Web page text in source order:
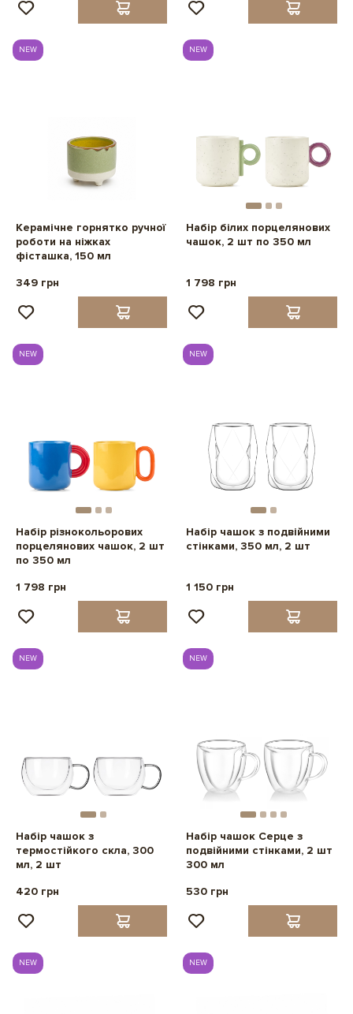
NEW
Керамічне горнятко ручної
роботи на ніжках
фісташка, 150 мл
349 грн
NEW
Набір білих порцелянових
чашок, 2 шт по 350 мл
1 798 грн
NEW
Набір різнокольорових
порцелянових чашок, 2 шт
по 350 мл
1 798 грн
NEW
Набір чашок з подвійними
стінками, 350 мл, 2 шт
1 150 грн
NEW
Набір чашок з
термостійкого скла, 300
мл, 2 шт
420 грн
NEW
Набір чашок Серце з
подвійними стінками, 2 шт
300 мл
530 грн
NEW NEW